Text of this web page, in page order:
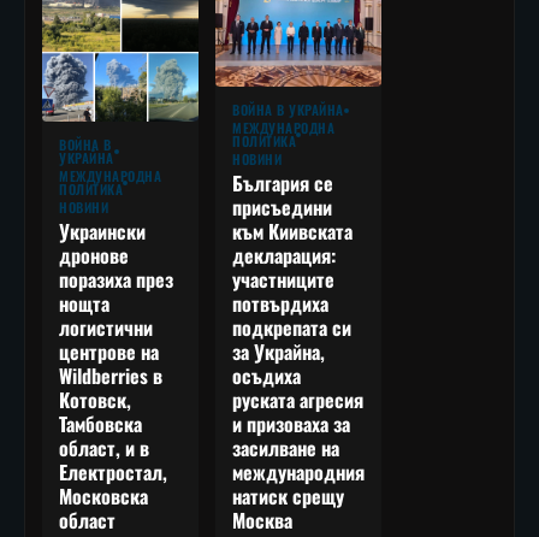
ВОЙНА В
УКРАЙНА
МЕЖДУНАРОДНА
ПОЛИТИКА
НОВИНИ
Украински
дронове
поразиха през
нощта
логистични
центрове на
Wildberries в
Котовск,
Тамбовска
област, и в
Електростал,
Московска
област
ВОЙНА В УКРАЙНА
МЕЖДУНАРОДНА
ПОЛИТИКА
НОВИНИ
България се
присъедини
към Киивската
декларация:
участниците
потвърдиха
подкрепата си
за Украйна,
осъдиха
руската агресия
и призоваха за
засилване на
международния
натиск срещу
Москва